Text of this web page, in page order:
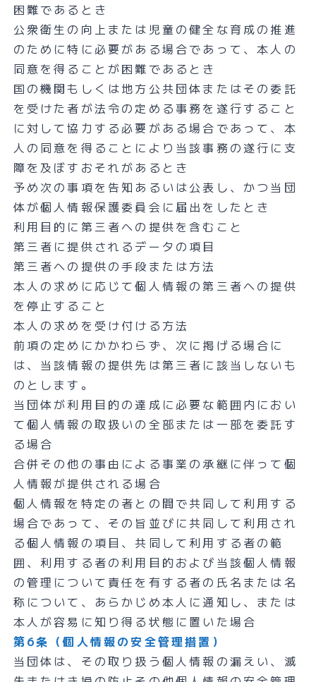
困難であるとき
公衆衛生の向上または児童の健全な育成の推進
のために特に必要がある場合であって、本人の
同意を得ることが困難であるとき
国の機関もしくは地方公共団体またはその委託
を受けた者が法令の定める事務を遂行すること
に対して協力する必要がある場合であって、本
人の同意を得ることにより当該事務の遂行に支
障を及ぼすおそれがあるとき
予め次の事項を告知あるいは公表し、かつ当団
体が個人情報保護委員会に届出をしたとき
利用目的に第三者への提供を含むこと
第三者に提供されるデータの項目
第三者への提供の手段または方法
本人の求めに応じて個人情報の第三者への提供
を停止すること
本人の求めを受け付ける方法
前項の定めにかかわらず、次に掲げる場合に
は、当該情報の提供先は第三者に該当しないも
のとします。
当団体が利用目的の達成に必要な範囲内におい
て個人情報の取扱いの全部または一部を委託す
る場合
合併その他の事由による事業の承継に伴って個
人情報が提供される場合
個人情報を特定の者との間で共同して利用する
場合であって、その旨並びに共同して利用され
る個人情報の項目、共同して利用する者の範
囲、利用する者の利用目的および当該個人情報
の管理について責任を有する者の氏名または名
称について、あらかじめ本人に通知し、または
本人が容易に知り得る状態に置いた場合
第6条（個人情報の安全管理措置）
当団体は、その取り扱う個人情報の漏えい、滅